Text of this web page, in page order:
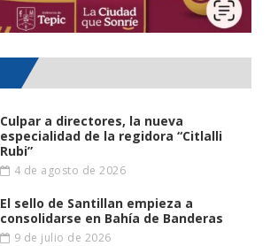
Culpar a directores, la nueva
especialidad de la regidora “Citlalli
Rubi”
4 de agosto de 2026
El sello de Santillan empieza a
consolidarse en Bahía de Banderas
9 de julio de 2026